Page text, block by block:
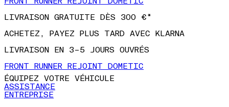
ACHETEZ, PAYEZ PLUS TARD AVEC KLARNA
LIVRAISON EN 3–5 JOURS OUVRÉS
FRONT RUNNER REJOINT DOMETIC
ÉQUIPEZ VOTRE VÉHICULE
ASSISTANCE
ENTREPRISE